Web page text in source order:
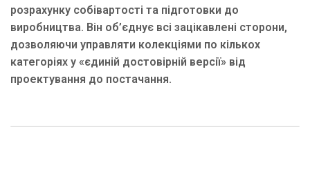
розрахунку собівартості та підготовки до
виробництва. Він об’єднує всі зацікавлені сторони,
дозволяючи управляти колекціями по кількох
категоріях у «єдиній достовірній версії» від
проектування до постачання.